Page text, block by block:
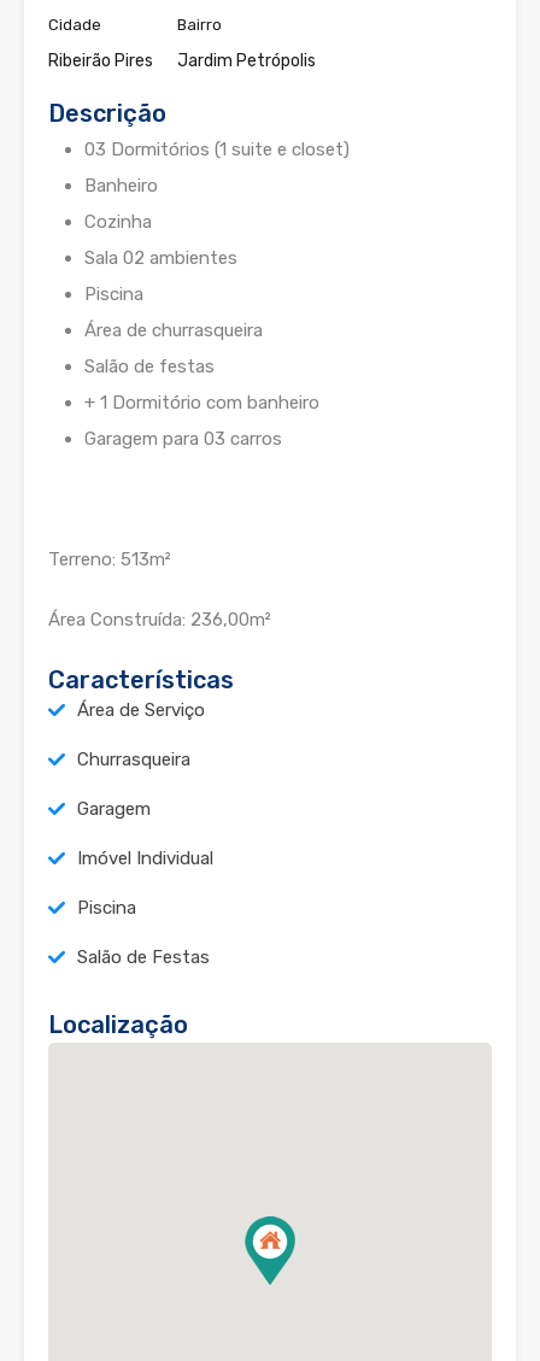
Cidade
Ribeirão Pires
Bairro
Jardim Petrópolis
Descrição
03 Dormitórios (1 suite e closet)
Banheiro
Cozinha
Sala 02 ambientes
Piscina
Área de churrasqueira
Salão de festas
+ 1 Dormitório com banheiro
Garagem para 03 carros
Terreno: 513m²
Área Construída: 236,00m²
Características
Área de Serviço
Churrasqueira
Garagem
Imóvel Individual
Piscina
Salão de Festas
Localização